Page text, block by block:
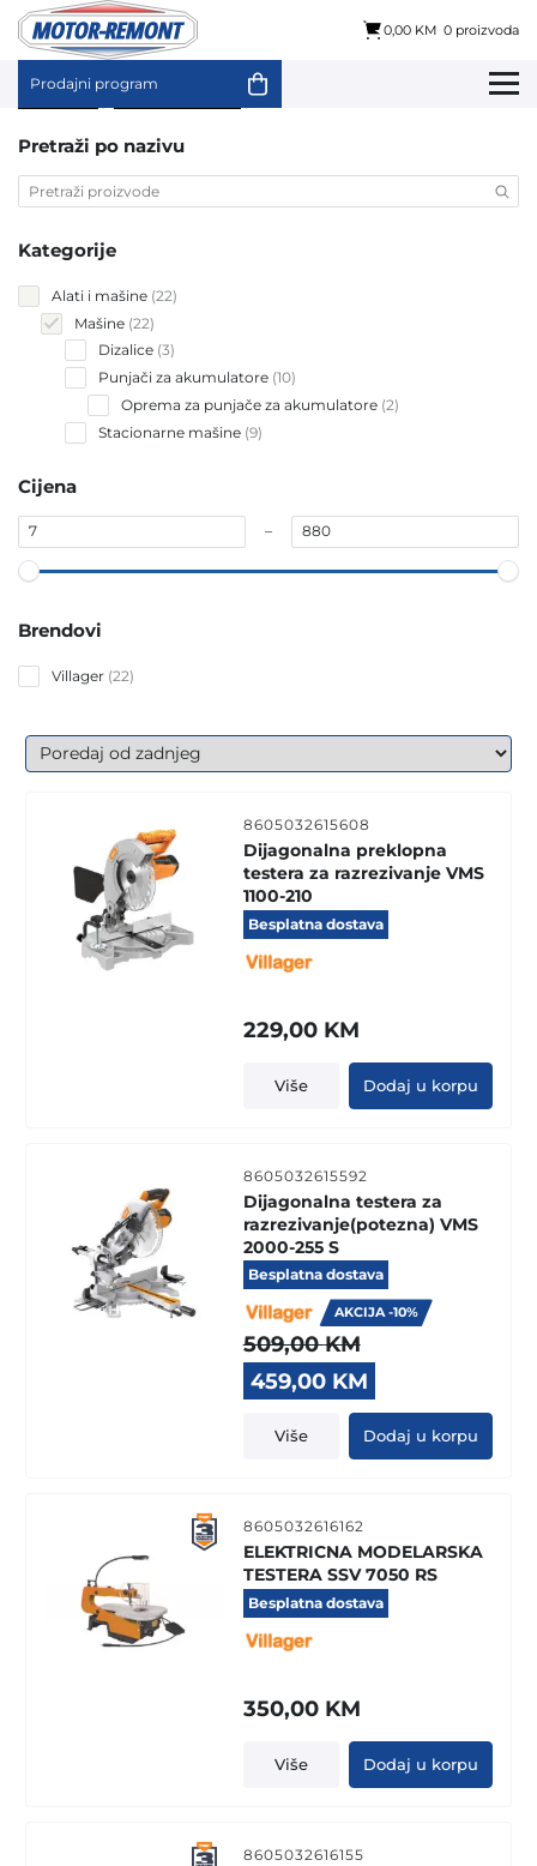
0,00 KM 0 proizvoda
Prodajni program
Početna Alati i mašine
/ Mašine
Pretraži po nazivu
Kategorije
Alati i mašine 2222
Mašine 2222
products
Dizalice 33
products
Punjači za akumulatore 1010
products
Oprema za punjače za akumulatore 22
Stacionarne mašine 99
Cijena
–
Brendovi
Villager 2222
8605032615608
Dijagonalna preklopna
testera za razrezivanje VMS
1100-210
Besplatna dostava
229,00 KM
Više Dodaj u korpu
8605032615592
Dijagonalna testera za
razrezivanje(potezna) VMS
2000-255 S
Besplatna dostava
AKCIJA -10%
509,00KM
Original
price
was:
509,00 KM.
459,00 KM
price
is:
459,00 KM.
Više Dodaj u korpu
8605032616162
ELEKTRICNA MODELARSKA
TESTERA SSV 7050 RS
Besplatna dostava
350,00 KM
Više Dodaj u korpu
8605032616155